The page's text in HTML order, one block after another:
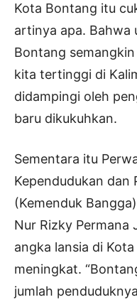
Kota Bontang itu
artinya apa. Bahwa
Bontang
kita tertinggi di
didampingi oleh
baru dikukuhkan.
Sementara itu
Kependudukan dan
(Kemenduk
Nur Rizky Permana
angka lansia di
meningkat.
jumlah